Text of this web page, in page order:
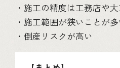
・施工の精度は工務店や
・施工範囲が狭いことが多
・倒産リスクが高い